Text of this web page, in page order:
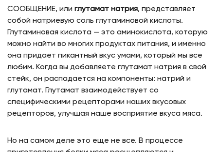
СООБЩЕНИЕ, или глутамат натрия, представляет
собой натриевую соль глутаминовой кислоты.
Глутаминовая кислота — это аминокислота, которую
можно найти во многих продуктах питания, и именно
она придает пикантный вкус умами, который мы все
любим. Когда вы добавляете глутамат натрия в свой
стейк, он распадается на компоненты: натрий и
глутамат. Глутамат взаимодействует со
специфическими рецепторами наших вкусовых
рецепторов, улучшая наше восприятие вкуса мяса.
Но на самом деле это еще не все. В процессе